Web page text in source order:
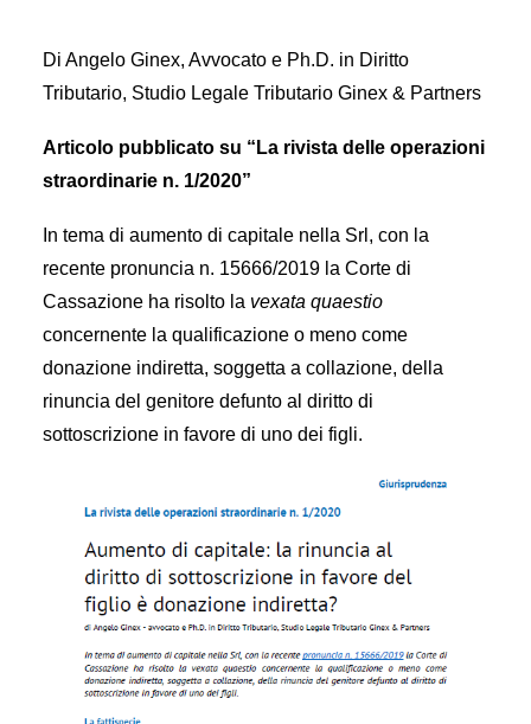
Di Angelo Ginex, Avvocato e Ph.D. in Diritto
Tributario, Studio Legale Tributario Ginex & Partners
Articolo pubblicato su “La rivista delle operazioni
straordinarie n. 1/2020”
In tema di aumento di capitale nella Srl, con la
recente pronuncia n. 15666/2019 la Corte di
Cassazione ha risolto la vexata quaestio
concernente la qualificazione o meno come
donazione indiretta, soggetta a collazione, della
rinuncia del genitore defunto al diritto di
sottoscrizione in favore di uno dei figli.